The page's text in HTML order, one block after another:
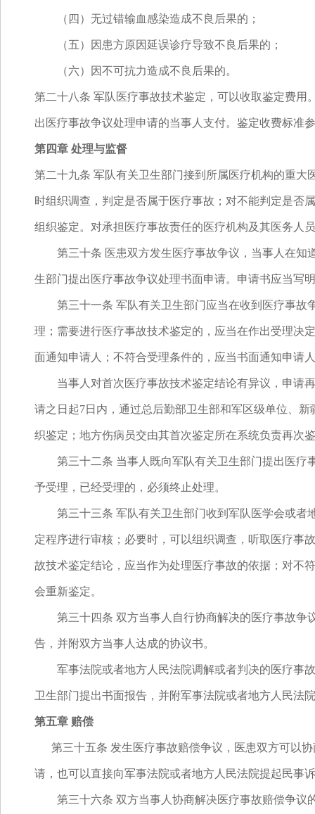
（四）无过错输血感染造成不良后果的；
（五）因患方原因延误诊疗导致不良后果的；
（六）因不可抗力造成不良后果的。
第二十八条 军队医疗事故技术鉴定，可以收取鉴定费
出医疗事故争议处理申请的当事人支付。鉴定收费标准
第四章 处理与监督
第二十九条 军队有关卫生部门接到所属医疗机构的重
时组织调查，判定是否属于医疗事故；对不能判定是否
组织鉴定。对承担医疗事故责任的医疗机构及其医务人
第三十条 医患双方发生医疗事故争议，当事人在知
生部门提出医疗事故争议处理书面申请。申请书应当写
第三十一条 军队有关卫生部门应当在收到医疗事故
理；需要进行医疗事故技术鉴定的，应当在作出受理决
面通知申请人；不符合受理条件的，应当书面通知申请
当事人对首次医疗事故技术鉴定结论有异议，申请再
请之日起7日内，通过总后勤部卫生部和军区级单位、
织鉴定；地方伤病员交由其首次鉴定所在系统负责再次
第三十二条 当事人既向军队有关卫生部门提出医疗
予受理，已经受理的，必须终止处理。
第三十三条 军队有关卫生部门收到军队医学会或者
定程序进行审核；必要时，可以组织调查，听取医疗事
故技术鉴定结论，应当作为处理医疗事故的依据；对不
会重新鉴定。
第三十四条 双方当事人自行协商解决的医疗事故争
告，并附双方当事人达成的协议书。
军事法院或者地方人民法院调解或者判决的医疗事故
卫生部门提出书面报告，并附军事法院或者地方人民法
第五章 赔偿
第三十五条 发生医疗事故赔偿争议，医患双方可以协
请，也可以直接向军事法院或者地方人民法院提起民事
第三十六条 双方当事人协商解决医疗事故赔偿争议